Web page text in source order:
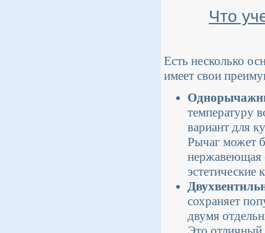
Что
Есть несколько
имеет свои
температуру
вариант для
Рычаг может
нержавеющая
эстетические
сохраняет
двумя